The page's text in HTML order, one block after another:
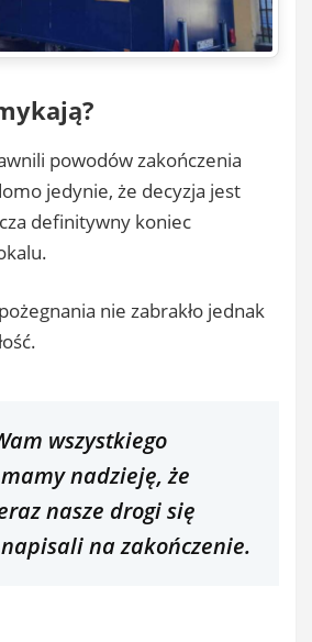
powodów zakończenia
jedynie, że decyzja jest
definitywny koniec
nie zabrakło jednak
wszystkiego
nadzieję, że
nasze drogi się
na zakończenie.